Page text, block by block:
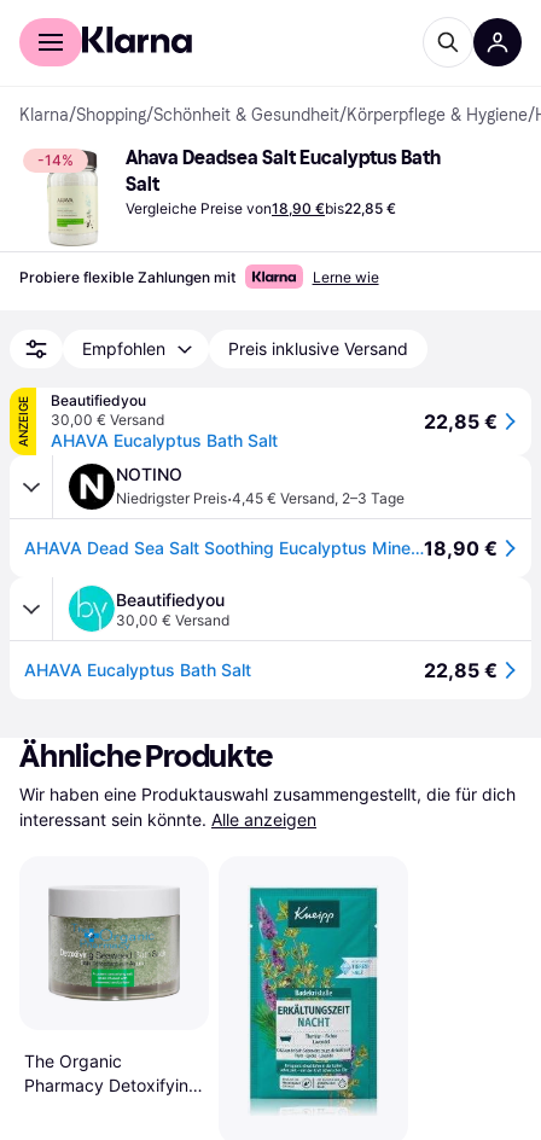
Für Shopper
Klarna/Shopping/Schönheit & Gesundheit/Körperpflege & Hygiene/
-14%
Ahava Deadsea Salt Eucalyptus Bath
Salt
Vergleiche Preise von18,90 €bis22,85 €
Probiere flexible Zahlungen mit Lerne wie
Empfohlen Preis inklusive Versand
ANZEIGE
Beautifiedyou
30,00 € Versand
AHAVA Eucalyptus Bath Salt
22,85 €
NOTINO
Niedrigster Preis·4,45 € Versand, 2–3 Tage
AHAVA Dead Sea Salt Soothing Eucalyptus Mineralisches Salz aus dem Toten Meer 907 g18,90 €
Beautifiedyou
30,00 € Versand
AHAVA Eucalyptus Bath Salt 22,85 €
Ähnliche Produkte
Wir haben eine Produktauswahl zusammengestellt, die für dich
interessant sein könnte. Alle anzeigen
The Organic
Pharmacy Detoxifying